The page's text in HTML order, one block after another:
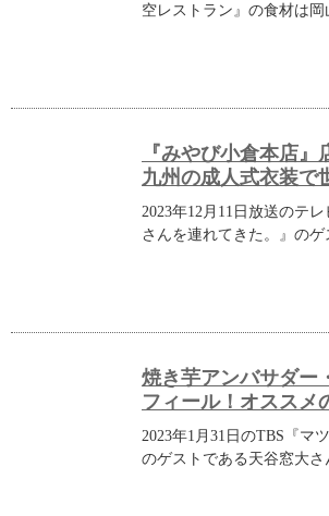
空レストラン』の食材は岡
『みやび小倉本店
九州の成人式衣装で
2023年12月11日放送のテ
さんを連れてきた。』のゲ
焼き芋アンバサダー
フィール！オススメ
2023年1月31日のTBS『マ
のゲストである天谷窓大さ